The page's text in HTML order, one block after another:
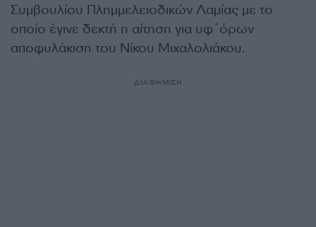
Συμβουλίου Πλημμελειοδικών Λαμίας με το
οποίο έγινε δεκτή η αίτηση για υφ´όρων
αποφυλάκιση του Νίκου Μιχαλολιάκου.
ΔΙΑΦΗΜΙΣΗ